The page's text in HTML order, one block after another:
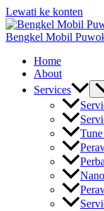
Lewati ke konten
Bengkel Mobil
Home
About
Services